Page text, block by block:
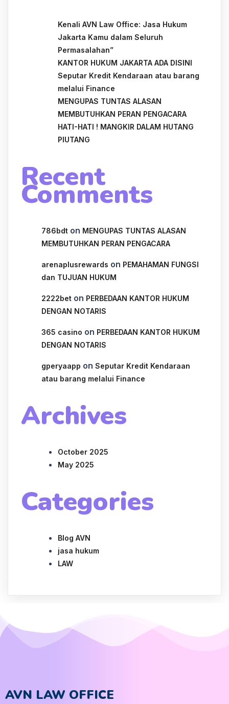
Kenali AVN Law Office: Jasa Hukum
Jakarta Kamu dalam Seluruh
Permasalahan”
KANTOR HUKUM JAKARTA ADA DISINI
Seputar Kredit Kendaraan atau barang
melalui Finance
MENGUPAS TUNTAS ALASAN
MEMBUTUHKAN PERAN PENGACARA
HATI-HATI ! MANGKIR DALAM HUTANG
PIUTANG
Recent
Comments
786bdt on MENGUPAS TUNTAS ALASAN
MEMBUTUHKAN PERAN PENGACARA
arenaplusrewards on PEMAHAMAN FUNGSI
dan TUJUAN HUKUM
2222bet on PERBEDAAN KANTOR HUKUM
DENGAN NOTARIS
365 casino on PERBEDAAN KANTOR HUKUM
DENGAN NOTARIS
gperyaapp on Seputar Kredit Kendaraan
atau barang melalui Finance
Archives
October 2025
May 2025
Categories
Blog AVN
jasa hukum
LAW
AVN LAW OFFICE